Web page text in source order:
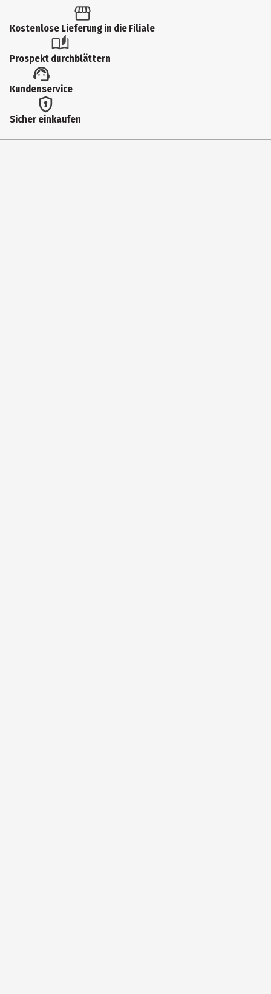
Hersteller
Easypix GmbH
Herstelleradresse
Em Parkveedel 11 50733 Köln
Kontaktmöglichkeit
Kostenlose Lieferung in die Filiale
Prospekt durchblättern
Kundenservice
Sicher einkaufen